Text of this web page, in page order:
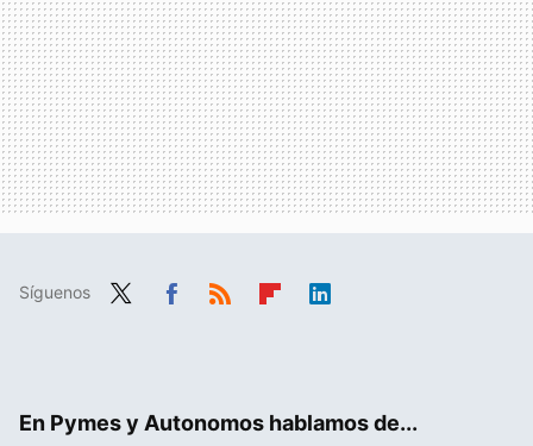
Síguenos
En Pymes y Autonomos hablamos de...